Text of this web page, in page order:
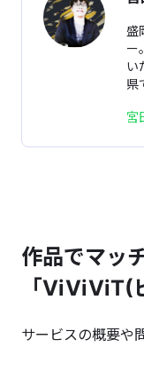
盛
ー
い
県
宮
作品でマッ
「ViViViT(
サービスの概要や